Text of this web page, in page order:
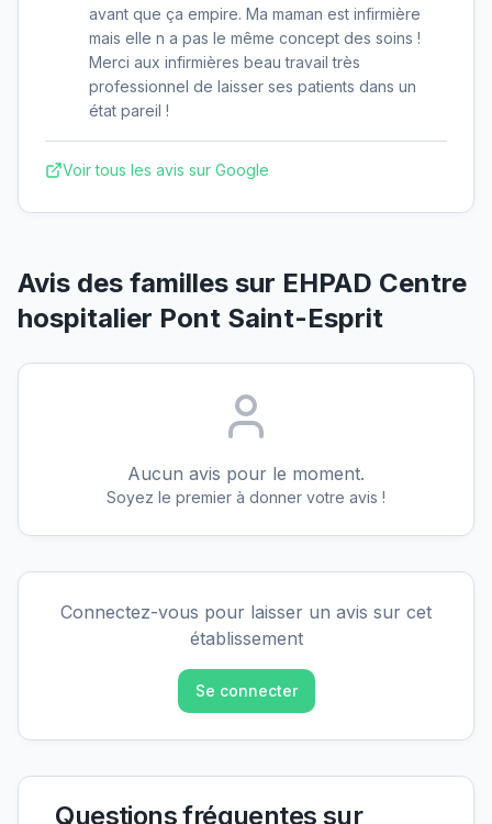
avant que ça empire. Ma maman est infirmière
mais elle n a pas le même concept des soins !
Merci aux infirmières beau travail très
professionnel de laisser ses patients dans un
état pareil !
Voir tous les avis sur Google
Avis des familles sur EHPAD Centre
hospitalier Pont Saint-Esprit
Aucun avis pour le moment.
Soyez le premier à donner votre avis !
Connectez-vous pour laisser un avis sur cet
établissement
Se connecter
Questions fréquentes sur